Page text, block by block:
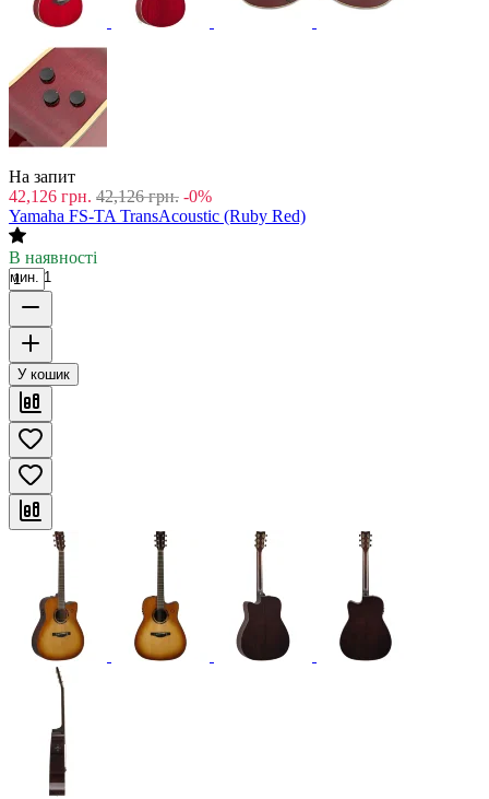
На запит
42,126 грн. 42,126 грн. -0%
Yamaha FS-TA TransAcoustic (Ruby Red)
В наявності
мин. 1
У кошик